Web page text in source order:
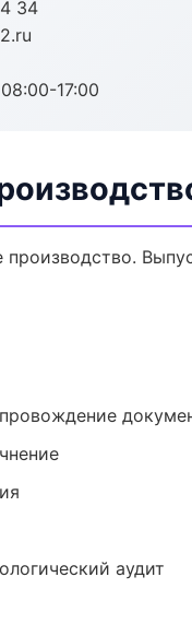
34
17:00
производство.
аудит